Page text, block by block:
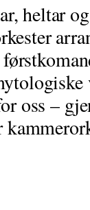
heltar
oss –